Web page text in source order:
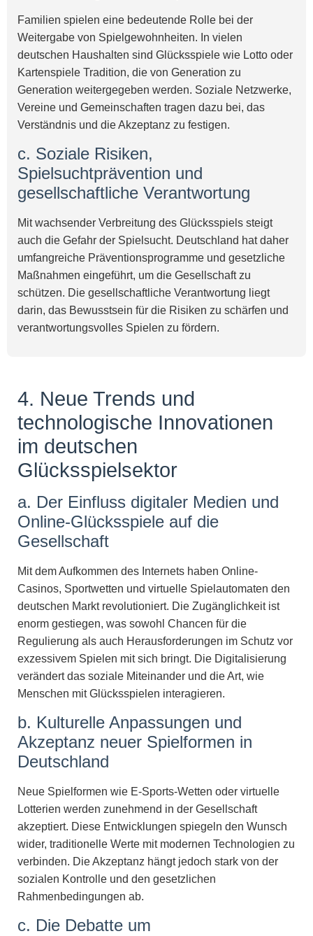
Familien spielen eine bedeutende Rolle bei der
Weitergabe von Spielgewohnheiten. In vielen
deutschen Haushalten sind Glücksspiele wie Lotto oder
Kartenspiele Tradition, die von Generation zu
Generation weitergegeben werden. Soziale Netzwerke,
Vereine und Gemeinschaften tragen dazu bei, das
Verständnis und die Akzeptanz zu festigen.
c. Soziale Risiken,
Spielsuchtprävention und
gesellschaftliche Verantwortung
Mit wachsender Verbreitung des Glücksspiels steigt
auch die Gefahr der Spielsucht. Deutschland hat daher
umfangreiche Präventionsprogramme und gesetzliche
Maßnahmen eingeführt, um die Gesellschaft zu
schützen. Die gesellschaftliche Verantwortung liegt
darin, das Bewusstsein für die Risiken zu schärfen und
verantwortungsvolles Spielen zu fördern.
4. Neue Trends und
technologische Innovationen
im deutschen
Glücksspielsektor
a. Der Einfluss digitaler Medien und
Online-Glücksspiele auf die
Gesellschaft
Mit dem Aufkommen des Internets haben Online-
Casinos, Sportwetten und virtuelle Spielautomaten den
deutschen Markt revolutioniert. Die Zugänglichkeit ist
enorm gestiegen, was sowohl Chancen für die
Regulierung als auch Herausforderungen im Schutz vor
exzessivem Spielen mit sich bringt. Die Digitalisierung
verändert das soziale Miteinander und die Art, wie
Menschen mit Glücksspielen interagieren.
b. Kulturelle Anpassungen und
Akzeptanz neuer Spielformen in
Deutschland
Neue Spielformen wie E-Sports-Wetten oder virtuelle
Lotterien werden zunehmend in der Gesellschaft
akzeptiert. Diese Entwicklungen spiegeln den Wunsch
wider, traditionelle Werte mit modernen Technologien zu
verbinden. Die Akzeptanz hängt jedoch stark von der
sozialen Kontrolle und den gesetzlichen
Rahmenbedingungen ab.
c. Die Debatte um